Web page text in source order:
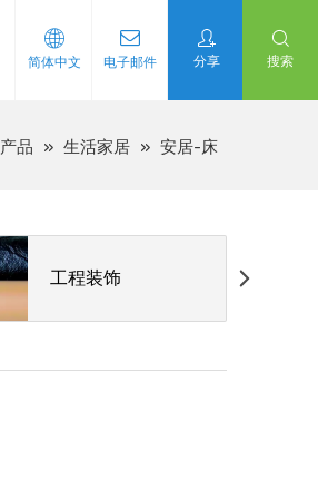
简体中文 电子邮件 分享 搜索
产品 » 生活家居 » 安居-床
工程装饰